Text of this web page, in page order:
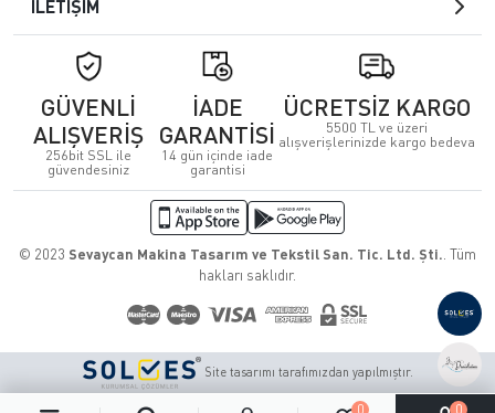
0 0
İLETİŞİM
GÜVENLİ
ALIŞVERİŞ
256bit SSL ile
güvendesiniz
İADE
GARANTİSİ
14 gün içinde iade
garantisi
ÜCRETSİZ KARGO
5500 TL ve üzeri
alışverişlerinizde kargo bedeva
© 2023 Sevaycan Makina Tasarım ve Tekstil San. Tic. Ltd. Şti. . Tüm
hakları saklıdır.
Site tasarımı tarafımızdan yapılmıştır.